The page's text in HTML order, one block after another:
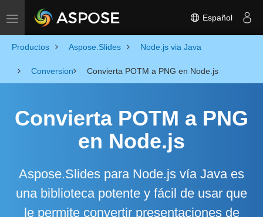
Toggle navigation Español
Productos Aspose.Slides Node.js via Java
Conversion Convierta POTM a PNG en Node.js
Convierta POTM a PNG
en Node.js
Aspose.Slides para Node.js vía Java es
una biblioteca potente y fácil de usar que
le permite convertir presentaciones de